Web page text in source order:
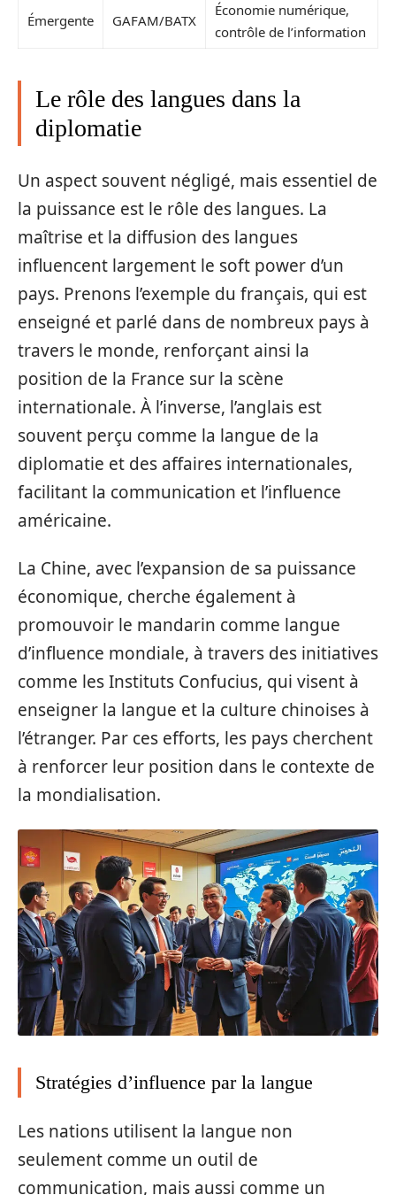
Émergente GAFAM/BATX
Économie numérique,
contrôle de l’information
Le rôle des langues dans la
diplomatie
Un aspect souvent négligé, mais essentiel de
la puissance est le rôle des langues. La
maîtrise et la diffusion des langues
influencent largement le soft power d’un
pays. Prenons l’exemple du français, qui est
enseigné et parlé dans de nombreux pays à
travers le monde, renforçant ainsi la
position de la France sur la scène
internationale. À l’inverse, l’anglais est
souvent perçu comme la langue de la
diplomatie et des affaires internationales,
facilitant la communication et l’influence
américaine.
La Chine, avec l’expansion de sa puissance
économique, cherche également à
promouvoir le mandarin comme langue
d’influence mondiale, à travers des initiatives
comme les Instituts Confucius, qui visent à
enseigner la langue et la culture chinoises à
l’étranger. Par ces efforts, les pays cherchent
à renforcer leur position dans le contexte de
la mondialisation.
Stratégies d’influence par la langue
Les nations utilisent la langue non
seulement comme un outil de
communication, mais aussi comme un